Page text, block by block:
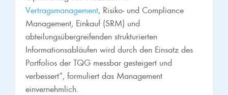
Vertragsmanagement, Risiko- und Compliance
Management, Einkauf (SRM) und
abteilungsübergreifenden strukturierten
Informationsabläufen wird durch den Einsatz des
Portfolios der TQG messbar gesteigert und
verbessert“, formuliert das Management
einvernehmlich.